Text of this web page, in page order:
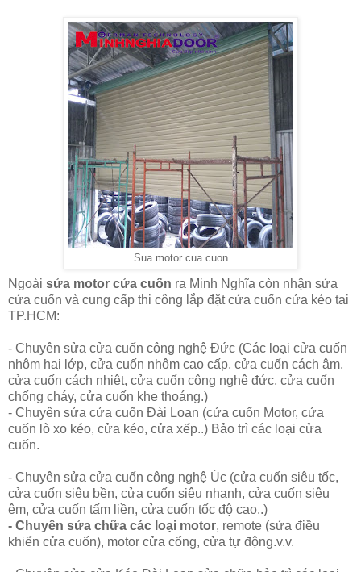
Sua motor cua cuon
Ngoài sửa motor cửa cuốn ra Minh Nghĩa còn nhận sửa
cửa cuốn và cung cấp thi công lắp đặt cửa cuốn cửa kéo tai
TP.HCM:
- Chuyên sửa cửa cuốn công nghệ Đức (Các loại cửa cuốn
nhôm hai lớp, cửa cuốn nhôm cao cấp, cửa cuốn cách âm,
cửa cuốn cách nhiệt, cửa cuốn công nghệ đức, cửa cuốn
chống cháy, cửa cuốn khe thoáng.)
- Chuyên sửa cửa cuốn Đài Loan (cửa cuốn Motor, cửa
cuốn lò xo kéo, cửa kéo, cửa xếp..) Bảo trì các loại cửa
cuốn.
- Chuyên sửa cửa cuốn công nghệ Úc (cửa cuốn siêu tốc,
cửa cuốn siêu bền, cửa cuốn siêu nhanh, cửa cuốn siêu
êm, cửa cuốn tấm liền, cửa cuốn tốc độ cao..)
- Chuyên sửa chữa các loại motor, remote (sửa điều
khiển cửa cuốn), motor cửa cổng, cửa tự động.v.v.